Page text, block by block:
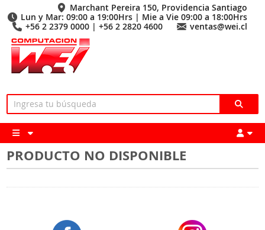
Marchant Pereira 150, Providencia Santiago
Lun y Mar: 09:00 a 19:00Hrs | Mie a Vie 09:00 a 18:00Hrs
+56 2 2379 0000 | +56 2 2820 4600
ventas@wei.cl
PRODUCTO NO DISPONIBLE